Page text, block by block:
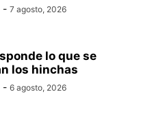
- 7 agosto, 2026
lo que se
los hinchas
- 6 agosto, 2026